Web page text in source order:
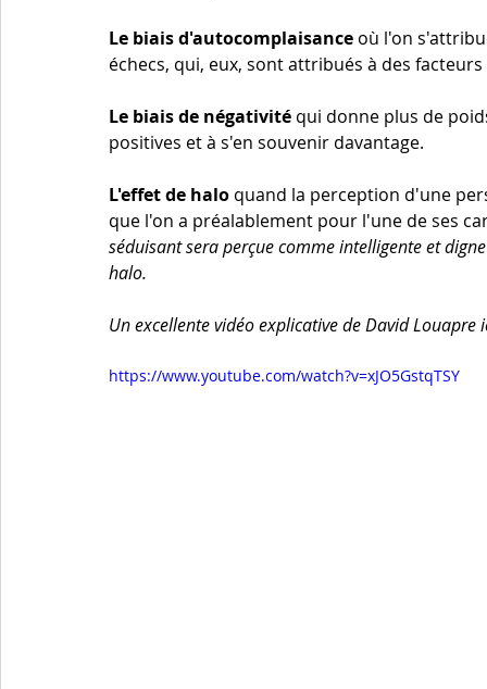
Le biais d'autocomplaisance où l'on
échecs, qui, eux, sont attribués à des
Le biais de négativité qui donne plus de
positives et à s'en souvenir davantage.
L'effet de halo quand la perception d'une
que l'on a préalablement pour l'une de ses
séduisant sera perçue comme intelligente et
halo.
Un excellente vidéo explicative de David Louapre
https://www.youtube.com/watch?v=xJO5GstqTSY